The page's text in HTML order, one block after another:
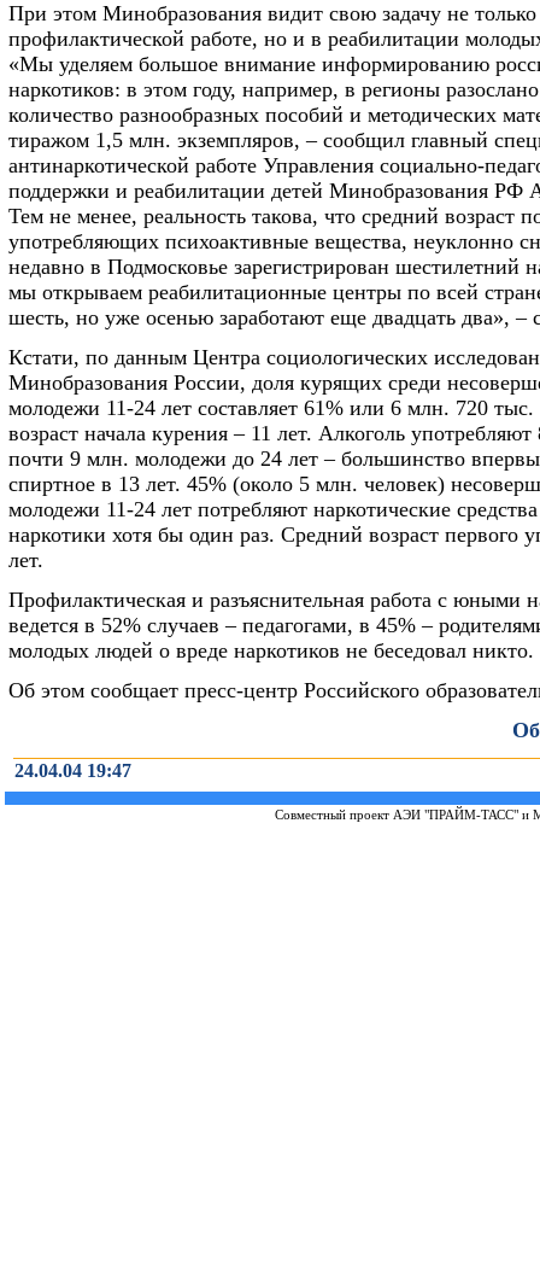
При этом Минобразования видит свою задачу не
профилактической работе, но и в реабилитации
«Мы уделяем большое внимание информированию
наркотиков: в этом году, например, в регионы
количество разнообразных пособий и методических
тиражом 1,5 млн. экземпляров, – сообщил главный
антинаркотической работе Управления социально-
поддержки и реабилитации детей Минобразования РФ
Тем не менее, реальность такова, что средний возраст
употребляющих психоактивные вещества, неуклонно
недавно в Подмосковье зарегистрирован шестилетний
мы открываем реабилитационные центры по всей
шесть, но уже осенью заработают еще двадцать два», –
Кстати, по данным Центра социологических
Минобразования России, доля курящих среди
молодежи 11-24 лет составляет 61% или 6 млн. 720
возраст начала курения – 11 лет. Алкоголь употребляют
почти 9 млн. молодежи до 24 лет – большинство
спиртное в 13 лет. 45% (около 5 млн. человек)
молодежи 11-24 лет потребляют наркотические
наркотики хотя бы один раз. Средний возраст первого
лет.
Профилактическая и разъяснительная работа с юными
ведется в 52% случаев – педагогами, в 45% –
молодых людей о вреде наркотиков не беседовал никто.
Об этом сообщает пресс-центр Российского
24.04.04 19:47
Совместный проект АЭИ "ПРАЙМ-ТАСС" и